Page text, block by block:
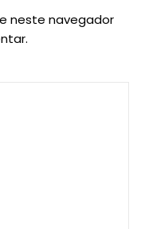
neste navegador